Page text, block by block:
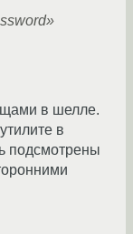
в шелле.
в
подсмотрены